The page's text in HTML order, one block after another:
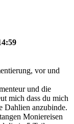
vor und
und die
mich dass du mich
Dahlien anzubinde.
Moniereisen